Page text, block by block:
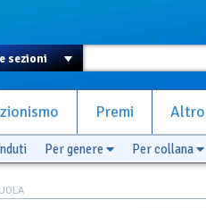
Premi Altro
Per genere Per collana